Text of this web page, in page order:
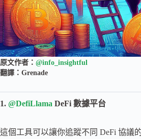
原文作者： @info_insightful
翻譯：Grenade
1. @DefiLlama DeFi 數據平台
這個工具可以讓你追蹤不同 DeFi 協議